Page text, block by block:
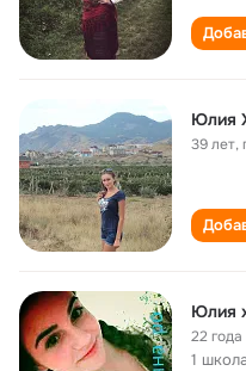
Юлия
39 лет,
Юлия
22 года
1